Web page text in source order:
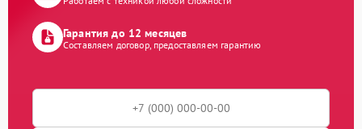
Гарантия до 12 месяцев
Составляем договор, предоставляем гарантию